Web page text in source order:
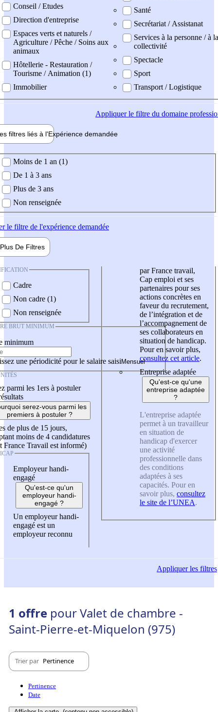
Conseil / Etudes
Direction d'entreprise
Espaces verts et naturels /
Agriculture / Pêche / Soins aux
animaux
Hôtellerie - Restauration /
Tourisme / Animation (1)
Immobilier
Santé
Secrétariat / Assistanat
Services à la personne / à la
collectivité
Spectacle
Sport
Transport / Logistique
Appliquerle filtre du domaine
filtres liés à l'Expérience demandée
demandée
Moins de 1 an (1)
De 1 à 3 ans
Plus de 3 ans
Non renseignée
le filtre de l'expérience demandée
Plus De Filtres
Cadre
Non cadre (1)
Non renseignée
BRUT MINIMUM
minimum
une périodicité pour le salaire saisi
parmi les 1ers à postuler
serez-vous parmi les
premiers à postuler ?
de plus de 15 jours,
moins de 4 candidatures
France Travail est informé)
Employeur handi-
engagé
Qu'est-ce qu'un
employeur handi-
engagé ?
Un employeur handi-
engagé est un
employeur reconnu
par France travail,
Cap emploi et ses
partenaires pour ses
actions concrètes en
faveur du recrutement,
de l’intégration et de
l’accompagnement de
ses collaborateurs en
situation de handicap.
Pour en savoir plus,
consultez cet article.
Entreprise adaptée
Qu'est-ce qu'une
entreprise adaptée
?
L'entreprise adaptée
permet à un travailleur
en situation de
handicap d'exercer
une activité
professionnelle dans
des conditions
adaptées à ses
capacités. Pour en
savoir plus, consultez
le site de l’UNEA.
Appliquerles filtres
1 offre pour Valet de chambre -
Saint-Pierre-et-Miquelon (975)
Trier par Pertinence
Pertinence
Date